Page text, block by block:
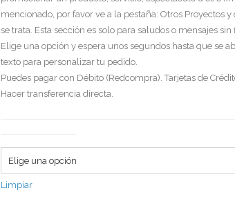
mencionado, por favor ve a la pestaña: Otros Proyectos
se trata. Esta sección es solo para saludos o mensajes
Elige una opción y espera unos segundos hasta que se
texto para personalizar tu pedido.
Puedes pagar con Débito (Redcompra). Tarjetas de
Hacer transferencia directa.
Limpiar